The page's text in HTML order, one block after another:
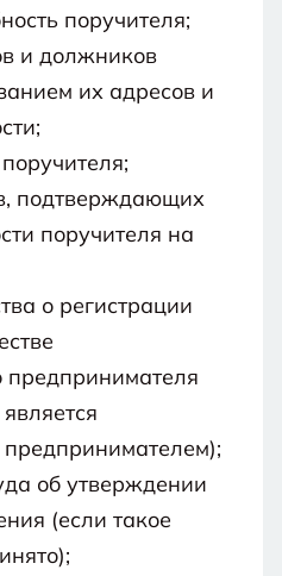
поручителя;
и должников
их адресов и
подтверждающих
поручителя на
о регистрации
предпринимателя
об утверждении
(если такое